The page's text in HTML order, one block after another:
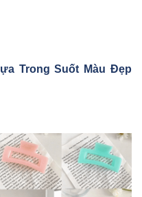
ựa Trong Suốt Màu Đẹp